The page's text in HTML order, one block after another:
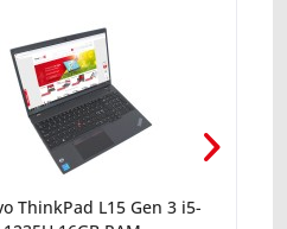
ThinkPad L15 Gen 3 i5-